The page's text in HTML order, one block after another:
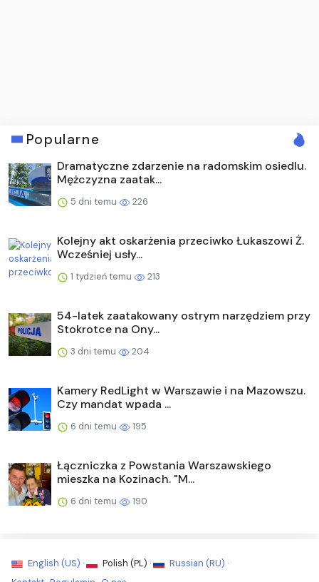
Popularne
Dramatyczne zdarzenie na radomskim osiedlu.
Mężczyzna zaatak...
5 dni temu 226
Kolejny akt oskarżenia przeciwko Łukaszowi Ż.
Wcześniej usły...
1 tydzień temu 213
54-latek zaatakowany ostrym narzędziem przy
Stokrotce na Ony...
3 dni temu 204
Kamery RedLight w Warszawie i na Mazowszu.
Czy mandat wpada ...
6 dni temu 195
Łączniczka z Powstania Warszawskiego
mieszka na Kozinach. "M...
6 dni temu 190
English (US) · Polish (PL) ·
Russian (RU) ·